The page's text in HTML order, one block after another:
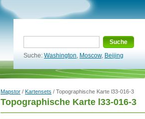
Suche
Suche: Washington, Moscow, Beijing
Mapstor / Kartensets / Topographische Karte l33-016-3
Topographische Karte l33-016-3